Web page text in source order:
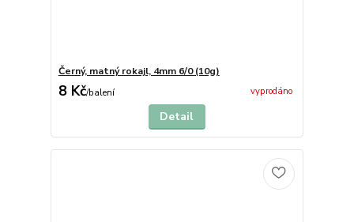
Černý, matný rokajl, 4mm 6/0 (10g)
8 Kč/balení vyprodáno
Detail